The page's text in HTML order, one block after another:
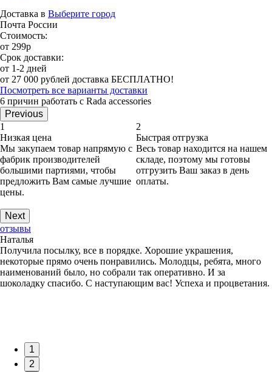
Доставка в Выберите город
Почта России
Стоимость:
от 299р
Срок доставки:
от 1-2 дней
от 27 000 рублей доставка БЕСПЛАТНО!
Посмотреть все варианты доставки
6 причин работать с Rada accessories
Previous
1
Низкая цена
Мы закупаем товар напрямую с
фабрик производителей
большими партиями, чтобы
предложить Вам самые лучшие
цены.
2
Быстрая отгрузка
Весь товар находится на нашем
складе, поэтому мы готовы
отгрузить Ваш заказ в день
оплаты.
Next
отзывы
Наталья
Получила посылку, все в порядке. Хорошие украшения,
некоторые прямо очень понравились. Молодцы, ребята, много
наименований было, но собрали так оперативно. И за
шоколадку спасибо. С наступающим вас! Успеха и процветания.
1
2